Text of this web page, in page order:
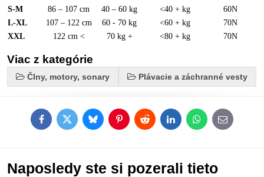
S-M
86 – 107 cm 40 – 60 kg <40 + kg
60N
L-XL
107 – 122 cm 60 - 70 kg <60 + kg
70N
XXL
122 cm < 70 kg + <80 + kg 70N
Viac z kategórie
Člny, motory, sonary Plávacie a záchranné vesty
FacebookTwitterBlueskyPinterestRedditLinkedInWhatsApp
E-
mail
Naposledy ste si pozerali tieto